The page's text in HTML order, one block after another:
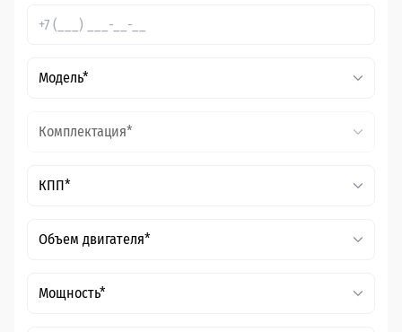
Модель*
Комплектация*
КПП*
Объем двигателя*
Мощность*